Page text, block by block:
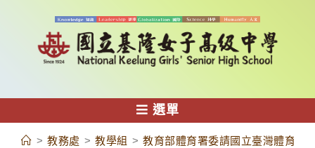
容
選單
> 教務處 > 教學組 > 教育部體育署委請國立臺灣體育運